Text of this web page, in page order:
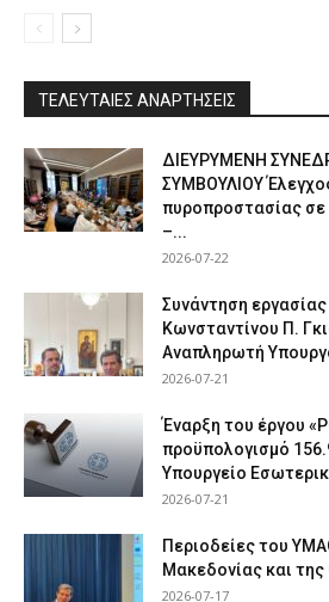
ΤΕΛΕΥΤΑΙΕΣ ΑΝΑΡΤΗΣΕΙΣ
ΔΙΕΥΡΥΜΕΝΗ
ΣΥΜΒΟΥΛΙΟΥ
πυροπροστασίας
–...
2026-07-22
Συνάντηση
Κωνσταντίνου Π.
Αναπληρωτή
2026-07-21
Έναρξη του έργου
προϋπολογισμό
Υπουργείο
2026-07-21
Περιοδείες του
Μακεδονίας και
2026-07-17